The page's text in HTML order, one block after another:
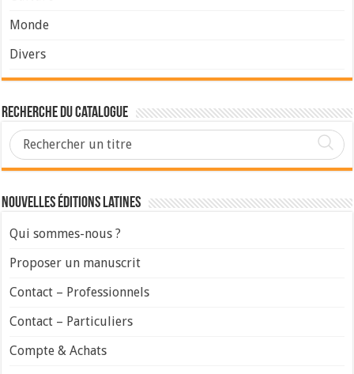
Monde
Divers
Recherche du Catalogue
Nouvelles Éditions Latines
Qui sommes-nous ?
Proposer un manuscrit
Contact – Professionnels
Contact – Particuliers
Compte & Achats